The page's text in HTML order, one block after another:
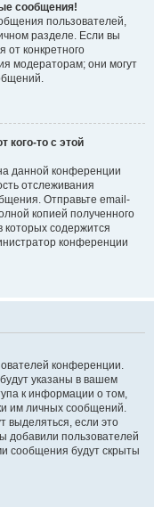
сообщения!
пользователей,
разделе. Если вы
от конкретного
модераторам; они могут
кого-то с этой
данной конференции
отслеживания
Отправьте email-
копией полученного
которых содержится
конференции
конференции.
указаны в вашем
к информации о том,
им личных сообщений.
выделяться, если это
добавили пользователей
сообщения будут скрыты